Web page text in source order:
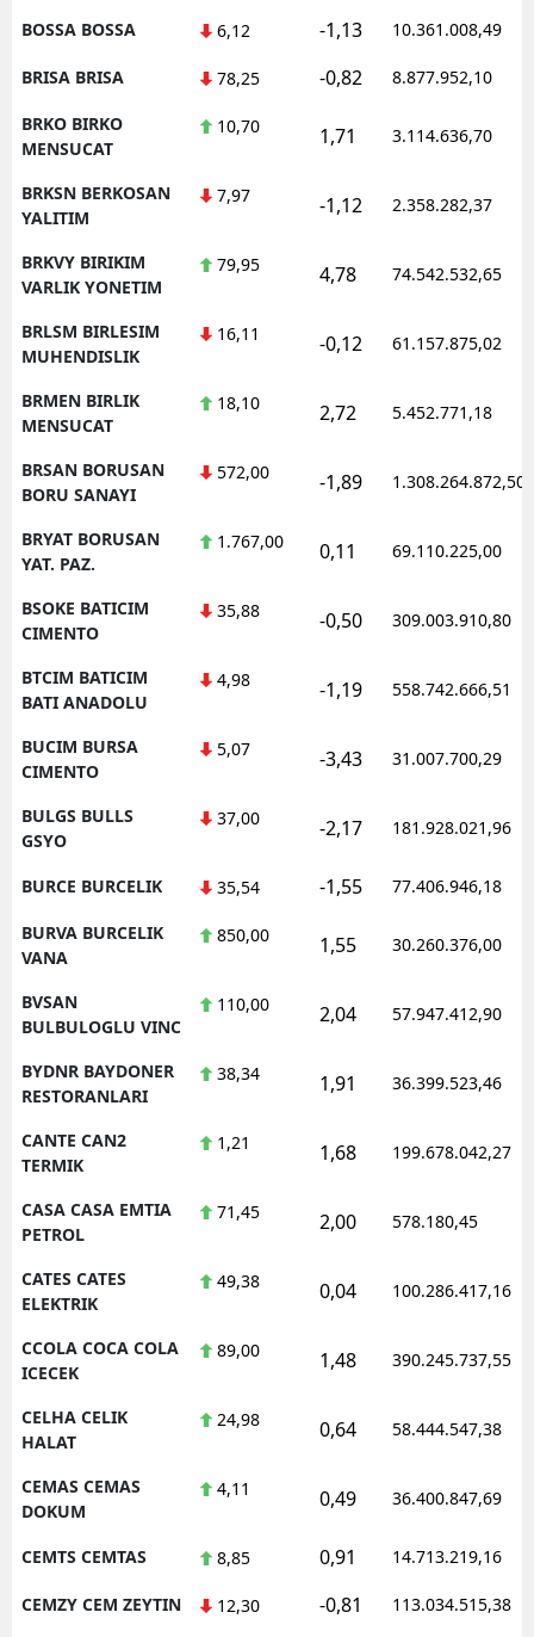
BOSSA BOSSA 6,12 -1,13 10.361.008,49
BRISA BRISA 78,25 -0,82 8.877.952,10
BRKO BIRKO
MENSUCAT
10,70 1,71 3.114.636,70
BRKSN BERKOSAN
YALITIM
7,97 -1,12 2.358.282,37
BRKVY BIRIKIM
VARLIK YONETIM
79,95 4,78 74.542.532,65
BRLSM BIRLESIM
MUHENDISLIK
16,11 -0,12 61.157.875,02
BRMEN BIRLIK
MENSUCAT
18,10 2,72 5.452.771,18
BRSAN BORUSAN
BORU SANAYI
572,00 -1,89 1.308.264.872,50
BRYAT BORUSAN
YAT. PAZ.
1.767,00 0,11 69.110.225,00
BSOKE BATICIM
CIMENTO
35,88 -0,50 309.003.910,80
BTCIM BATICIM
BATI ANADOLU
4,98 -1,19 558.742.666,51
BUCIM BURSA
CIMENTO
5,07 -3,43 31.007.700,29
BULGS BULLS
GSYO
37,00 -2,17 181.928.021,96
BURCE BURCELIK 35,54 -1,55 77.406.946,18
BURVA BURCELIK
VANA
850,00 1,55 30.260.376,00
BVSAN
BULBULOGLU VINC
110,00 2,04 57.947.412,90
BYDNR BAYDONER
RESTORANLARI
38,34 1,91 36.399.523,46
CANTE CAN2
TERMIK
1,21 1,68 199.678.042,27
CASA CASA EMTIA
PETROL
71,45 2,00 578.180,45
CATES CATES
ELEKTRIK
49,38 0,04 100.286.417,16
CCOLA COCA COLA
ICECEK
89,00 1,48 390.245.737,55
CELHA CELIK
HALAT
24,98 0,64 58.444.547,38
CEMAS CEMAS
DOKUM
4,11 0,49 36.400.847,69
CEMTS CEMTAS 8,85 0,91 14.713.219,16
CEMZY CEM ZEYTIN 12,30 -0,81 113.034.515,38